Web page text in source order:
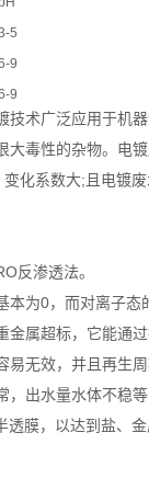
5
9
9
术广泛应用于机
毒性的杂物。电
化系数大;且电镀
反渗透法。
为0，而对离子态
属超标，它能通
无效，并且再生
出水量水体不稳等
膜，以达到盐、金